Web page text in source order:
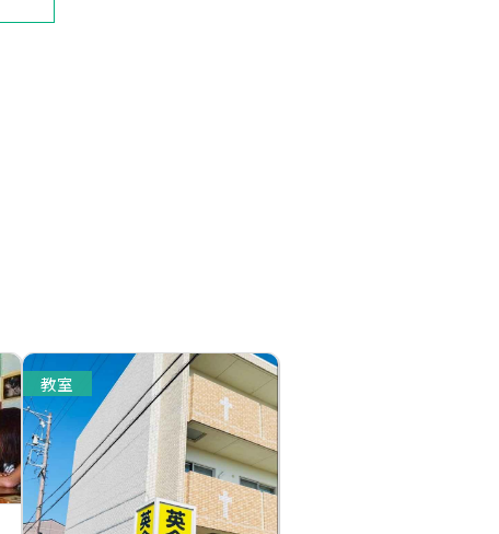
教室